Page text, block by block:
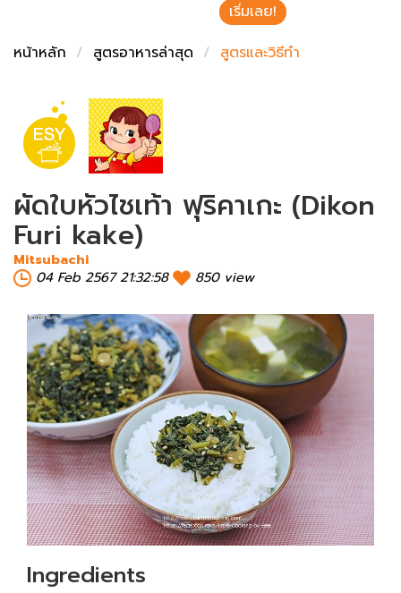
เริ่มเลย!
หน้าหลัก
สูตรอาหารล่าสุด สูตรและวิธีทำ
ผัดใบหัวไชเท้า ฟุริคาเกะ (Dikon
Furi kake)
Mitsubachi
04 Feb 2567 21:32:58
850 view
Ingredients